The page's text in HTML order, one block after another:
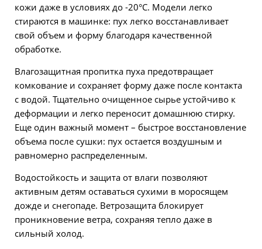
кожи даже в условиях до -20°C. Модели легко
стираются в машинке: пух легко восстанавливает
свой объем и форму благодаря качественной
обработке.
Влагозащитная пропитка пуха предотвращает
комкование и сохраняет форму даже после контакта
с водой. Тщательно очищенное сырье устойчиво к
деформации и легко переносит домашнюю стирку.
Еще один важный момент – быстрое восстановление
объема после сушки: пух остается воздушным и
равномерно распределенным.
Водостойкость и защита от влаги позволяют
активным детям оставаться сухими в моросящем
дожде и снегопаде. Ветрозащита блокирует
проникновение ветра, сохраняя тепло даже в
сильный холод.